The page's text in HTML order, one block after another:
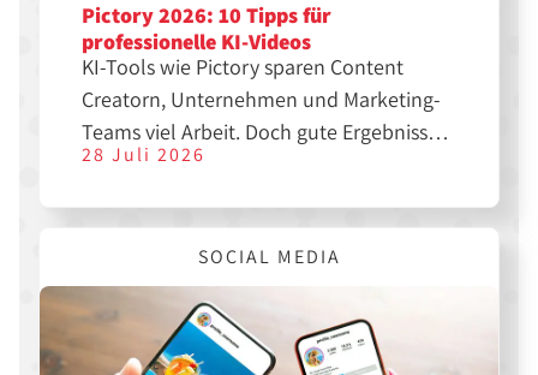
Pictory 2026: 10 Tipps für
professionelle KI-Videos
KI-Tools wie Pictory sparen Content
Creatorn, Unternehmen und Marketing-
Teams viel Arbeit. Doch gute Ergebnisse
entstehen nicht automatisch. Mit den
Struktur und etwas Nachbearbeitung
lassen sich aus einfachen Texten
professionelle Videos für YouTube,
Instagram, TikTok oder LinkedIn
erstellen.
28 Juli 2026
SOCIAL MEDIA